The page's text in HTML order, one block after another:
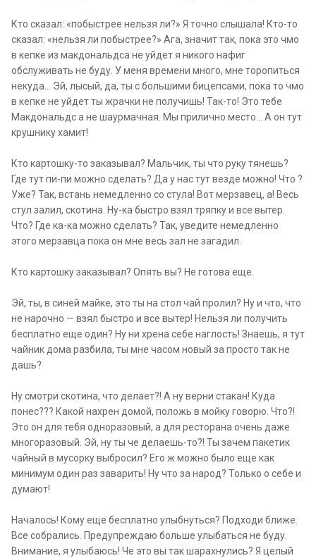
Кто сказал: «побыстрее нельзя ли?» Я точно слышала! Кто-то
сказал: «нельзя ли побыстрее?» Ага, значит так, пока это чмо
в кепке из макдональдса не уйдет я никого нафиг
обслуживать не буду. У меня времени много, мне торопиться
некуда... Эй, лысый, да, ты с большими бицепсами, пока то чмо
в кепке не уйдет ты жрачки не получишь! Так-то! Это тебе
Макдональдс а не шаурмачная. Мы прилично место... А он тут
крушнику хамит!
Кто картошку-то заказывал? Мальчик, ты что руку тянешь?
Где тут пи-пи можно сделать? Да у нас тут везде можно! Что ?
Уже? Так, встань немедленно со стула! Вот мерзавец, а! Весь
стул залил, скотина. Ну-ка быстро взял тряпку и все вытер.
Что? Где ка-ка можно сделать? Так, уведите немедленно
этого мерзавца пока он мне весь зал не загадил.
Кто картошку заказывал? Опять вы? Не готова еще.
Эй, ты, в синей майке, это ты на стол чай пролил? Ну и что, что
не нарочно — взял быстро и все вытер! Нельзя ли получить
бесплатно еще один? Ну ни хрена себе наглость! Знаешь, я тут
чайник дома разбила, ты мне часом новый за просто так не
дашь?
Ну смотри скотина, что делает?! А ну верни стакан! Куда
понес??? Какой нахрен домой, положь в мойку говорю. Что?!
Это он для тебя одноразовый, а для ресторана очень даже
многоразовый. Эй, ну ты че делаешь-то?! Ты зачем пакетик
чайный в мусорку выбросил? Его ж можно было еще как
минимум один раз заварить! Ну что за народ? Только о себе и
думают!
Началось! Кому еще бесплатно улыбнуться? Подходи ближе.
Все собрались. Предупреждаю больше улыбаться не буду.
Внимание, я улыбаюсь! Че это вы так шарахнулись? Я целый